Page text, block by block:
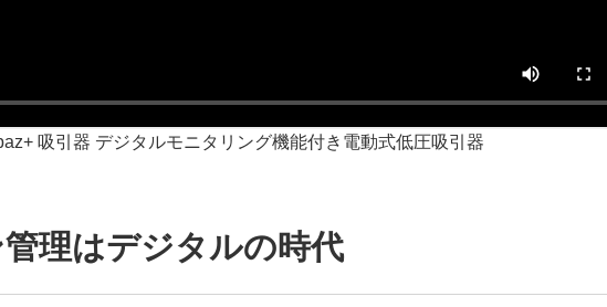
吸引器 デジタルモニタリング機能付き電動式低圧吸引器
理はデジタルの時代